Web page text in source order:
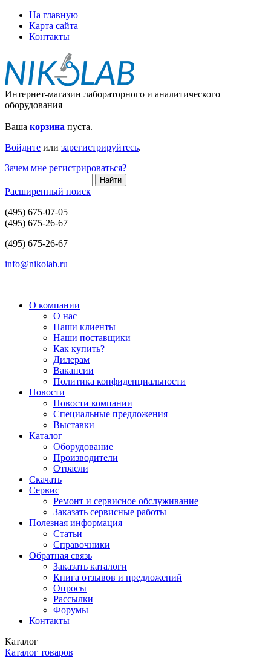
На главную
Карта сайта
Контакты
Интернет-магазин лабораторного и аналитического
оборудования
Ваша корзина пуста.
Войдите или зарегистрируйтесь.
Зачем мне регистрироваться?
Расширенный поиск
(495) 675-07-05
(495) 675-26-67
(495) 675-26-67
info@nikolab.ru
О компании
О нас
Наши клиенты
Наши поставщики
Как купить?
Дилерам
Вакансии
Политика конфиденциальности
Новости
Новости компании
Специальные предложения
Выставки
Каталог
Оборудование
Производители
Отрасли
Скачать
Сервис
Ремонт и сервисное обслуживание
Заказать сервисные работы
Полезная информация
Статьи
Справочники
Обратная связь
Заказать каталоги
Книга отзывов и предложений
Опросы
Рассылки
Форумы
Контакты
Каталог
Каталог товаров